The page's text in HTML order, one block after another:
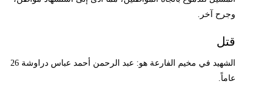
وجرح آخر.
قتل
الشهيد في مخيم الفارعة هو: عبد الرحمن أحمد عباس دراوشة 26
عاماً.